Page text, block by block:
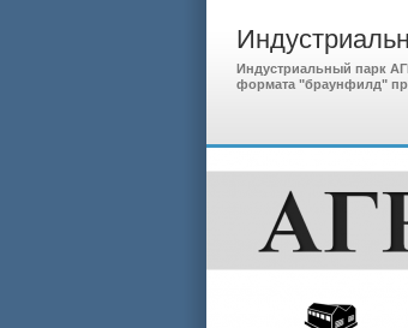
Индустриальный парк
формата "браунфилд"